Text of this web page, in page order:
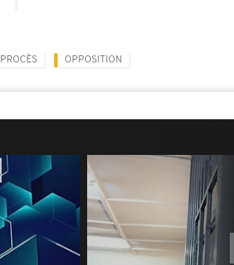
PROCÈS OPPOSITION